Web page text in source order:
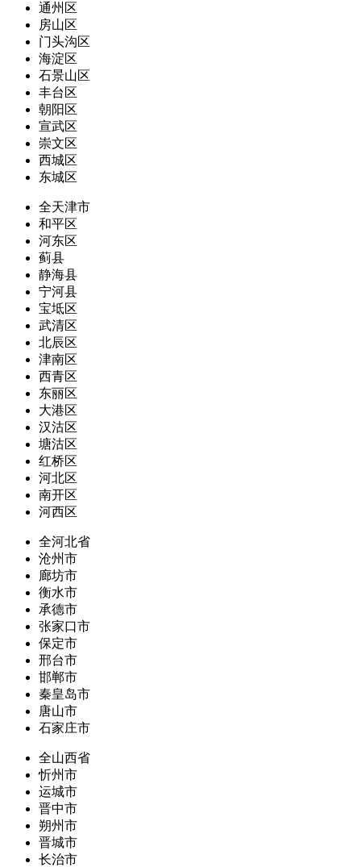
通州区
房山区
门头沟区
海淀区
石景山区
丰台区
朝阳区
宣武区
崇文区
西城区
东城区
全天津市
和平区
河东区
蓟县
静海县
宁河县
宝坻区
武清区
北辰区
津南区
西青区
东丽区
大港区
汉沽区
塘沽区
红桥区
河北区
南开区
河西区
全河北省
沧州市
廊坊市
衡水市
承德市
张家口市
保定市
邢台市
邯郸市
秦皇岛市
唐山市
石家庄市
全山西省
忻州市
运城市
晋中市
朔州市
晋城市
长治市